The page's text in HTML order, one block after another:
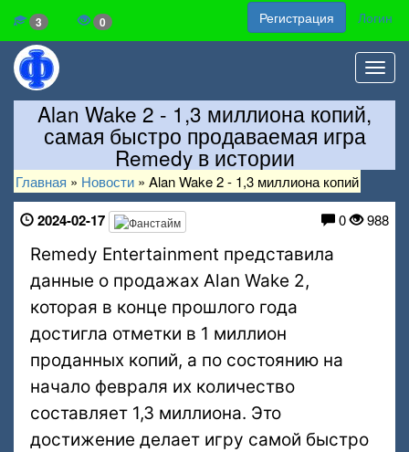
3 0 Регистрация Логин
Alan Wake 2 - 1,3 миллиона копий,
самая быстро продаваемая игра
Remedy в истории
Главная » Новости » Alan Wake 2 - 1,3 миллиона копий
2024-02-17 0 988
Remedy Entertainment представила
данные о продажах Alan Wake 2,
которая в конце прошлого года
достигла отметки в 1 миллион
проданных копий, а по состоянию на
начало февраля их количество
составляет 1,3 миллиона. Это
достижение делает игру самой быстро